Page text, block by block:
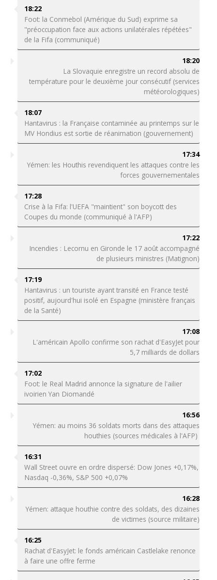
18:22
Foot: la Conmebol (Amérique du Sud) exprime sa
"préoccupation face aux actions unilatérales répétées"
de la Fifa (communiqué)
18:20
La Slovaquie enregistre un record absolu de
température pour le deuxième jour consécutif (services
météorologiques)
18:07
Hantavirus : la Française contaminée au printemps sur le
MV Hondius est sortie de réanimation (gouvernement)
17:34
Yémen: les Houthis revendiquent les attaques contre les
forces gouvernementales
17:28
Crise à la Fifa: l'UEFA "maintient" son boycott des
Coupes du monde (communiqué à l'AFP)
17:22
Incendies : Lecornu en Gironde le 17 août accompagné
de plusieurs ministres (Matignon)
17:19
Hantavirus : un touriste ayant transité en France testé
positif, aujourd'hui isolé en Espagne (ministère français
de la Santé)
17:08
L'américain Apollo confirme son rachat d'EasyJet pour
5,7 milliards de dollars
17:02
Foot: le Real Madrid annonce la signature de l'ailier
ivoirien Yan Diomandé
16:56
Yémen: au moins 36 soldats morts dans des attaques
houthies (sources médicales à l'AFP)
16:31
Wall Street ouvre en ordre dispersé: Dow Jones +0,17%,
Nasdaq -0,36%, S&P 500 +0,07%
16:28
Yémen: attaque houthie contre des soldats, des dizaines
de victimes (source militaire)
16:25
Rachat d'EasyJet: le fonds américain Castlelake renonce
à faire une offre ferme